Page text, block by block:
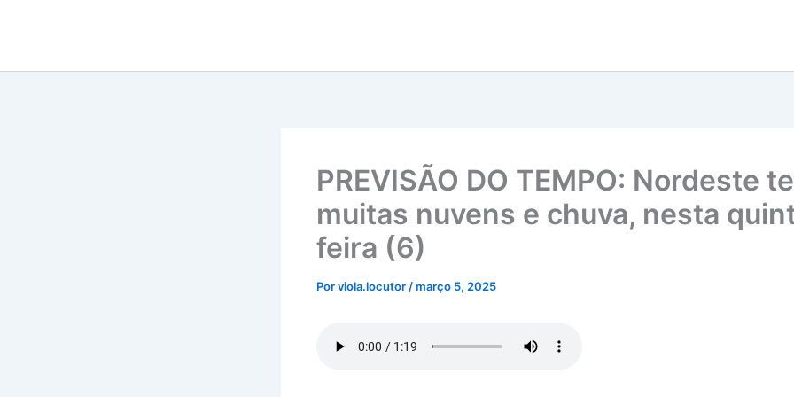
PREVISÃO DO TEMPO: Nordeste
muitas nuvens e chuva, nesta
feira (6)
Porviola.locutor /março 5, 2025